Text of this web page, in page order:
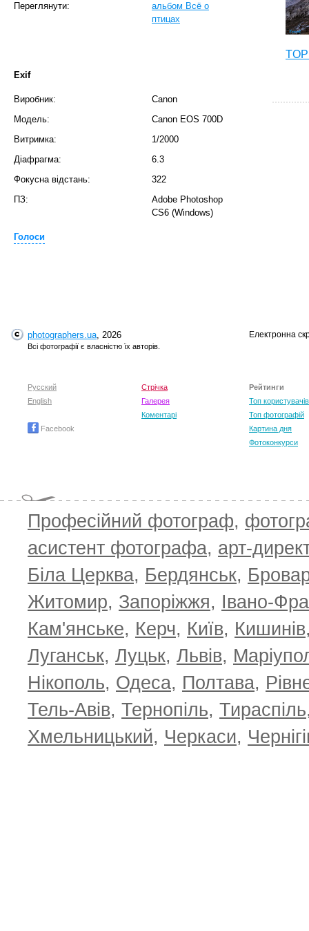
Переглянути:
альбом Всё о
птицах
Exif
Виробник:
Canon
Модель:
Canon EOS 700D
Витримка:
1/2000
Діафрагма:
6.3
Фокусна відстань:
322
ПЗ:
Adobe Photoshop
CS6 (Windows)
Голоси
photographers.ua, 2026
Всі фотографії є власністю їх авторів.
Електронна
Русский
English
Facebook
Стрічка
Галерея
Коментарі
Рейтинги
Топ користувачів
Топ фотографій
Картина дня
Фотоконкурси
Професійний фотограф,
асистент фотографа, арт-
Біла Церква, Бердянськ,
Житомир, Запоріжжя, Івано-
Кам'янське, Керч, Київ, Кишинів
Луганськ, Луцьк, Львів,
Нікополь, Одеса, Полтава,
Тель-Авів, Тернопіль, Тираспіль
Хмельницький, Черкаси,